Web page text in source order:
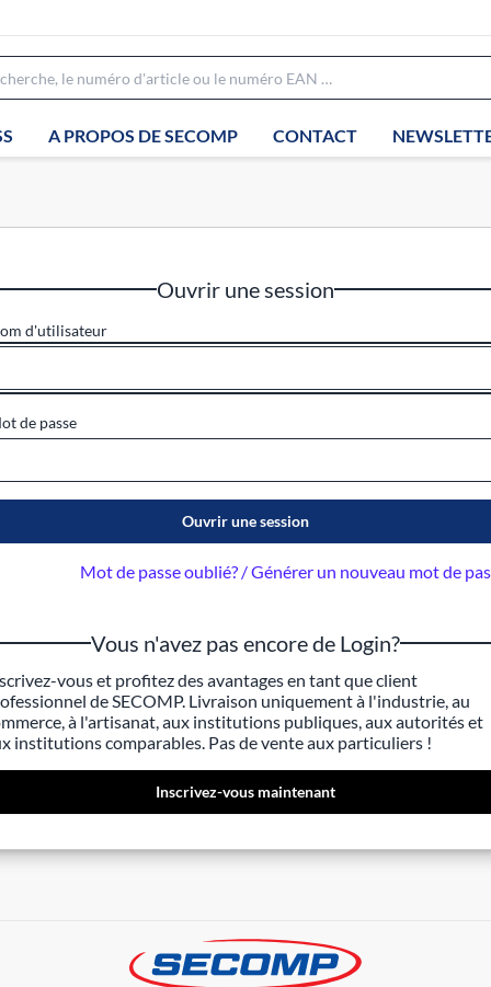
A PROPOS DE SECOMP CONTACT
Ouvrir une session
d'utilisateur
de passe
Ouvrir une session
Mot de passe oublié? / Générer un nouveau mot de
Vous n'avez pas encore de Login?
vous et profitez des avantages en tant que client
de SECOMP. Livraison uniquement à l'industrie, au
à l'artisanat, aux institutions publiques, aux autorités et
institutions comparables. Pas de vente aux particuliers !
Inscrivez-vous maintenant